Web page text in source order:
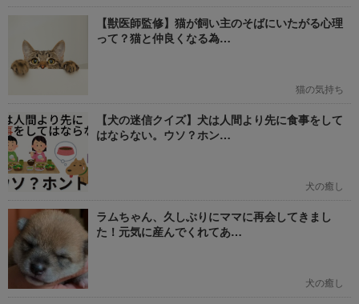
【獣医師監修】猫が飼い主のそばにいたがる心理
って？猫と仲良くなる為…
猫の気持ち
【犬の迷信クイズ】犬は人間より先に食事をして
はならない。ウソ？ホン…
犬の癒し
ラムちゃん、久しぶりにママに再会してきまし
た！元気に産んでくれてあ…
犬の癒し